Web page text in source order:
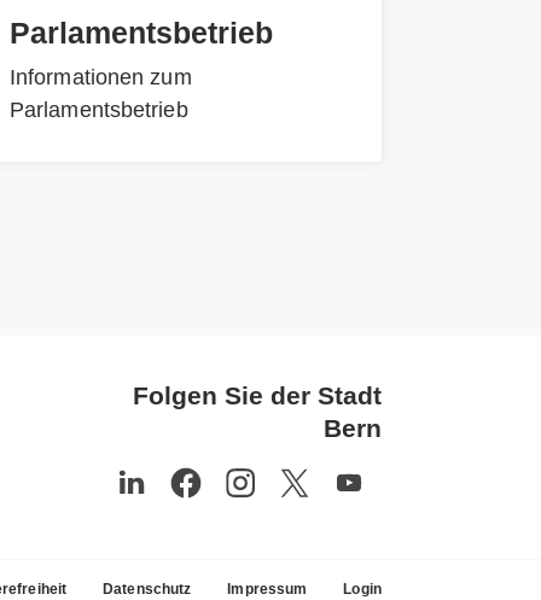
Parlamentsbetrieb
Informationen zum
Parlamentsbetrieb
Folgen Sie der Stadt
Bern
Datenschutz Impressum Login